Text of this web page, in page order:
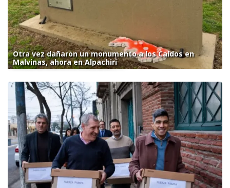
Otra vez dañaron un monumento a los Caídos en
Malvinas, ahora en Alpachiri